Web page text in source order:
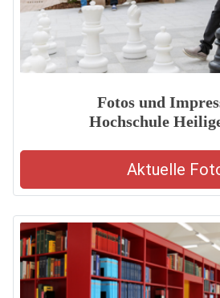
Fotos und
Hochschule
Aktuelle